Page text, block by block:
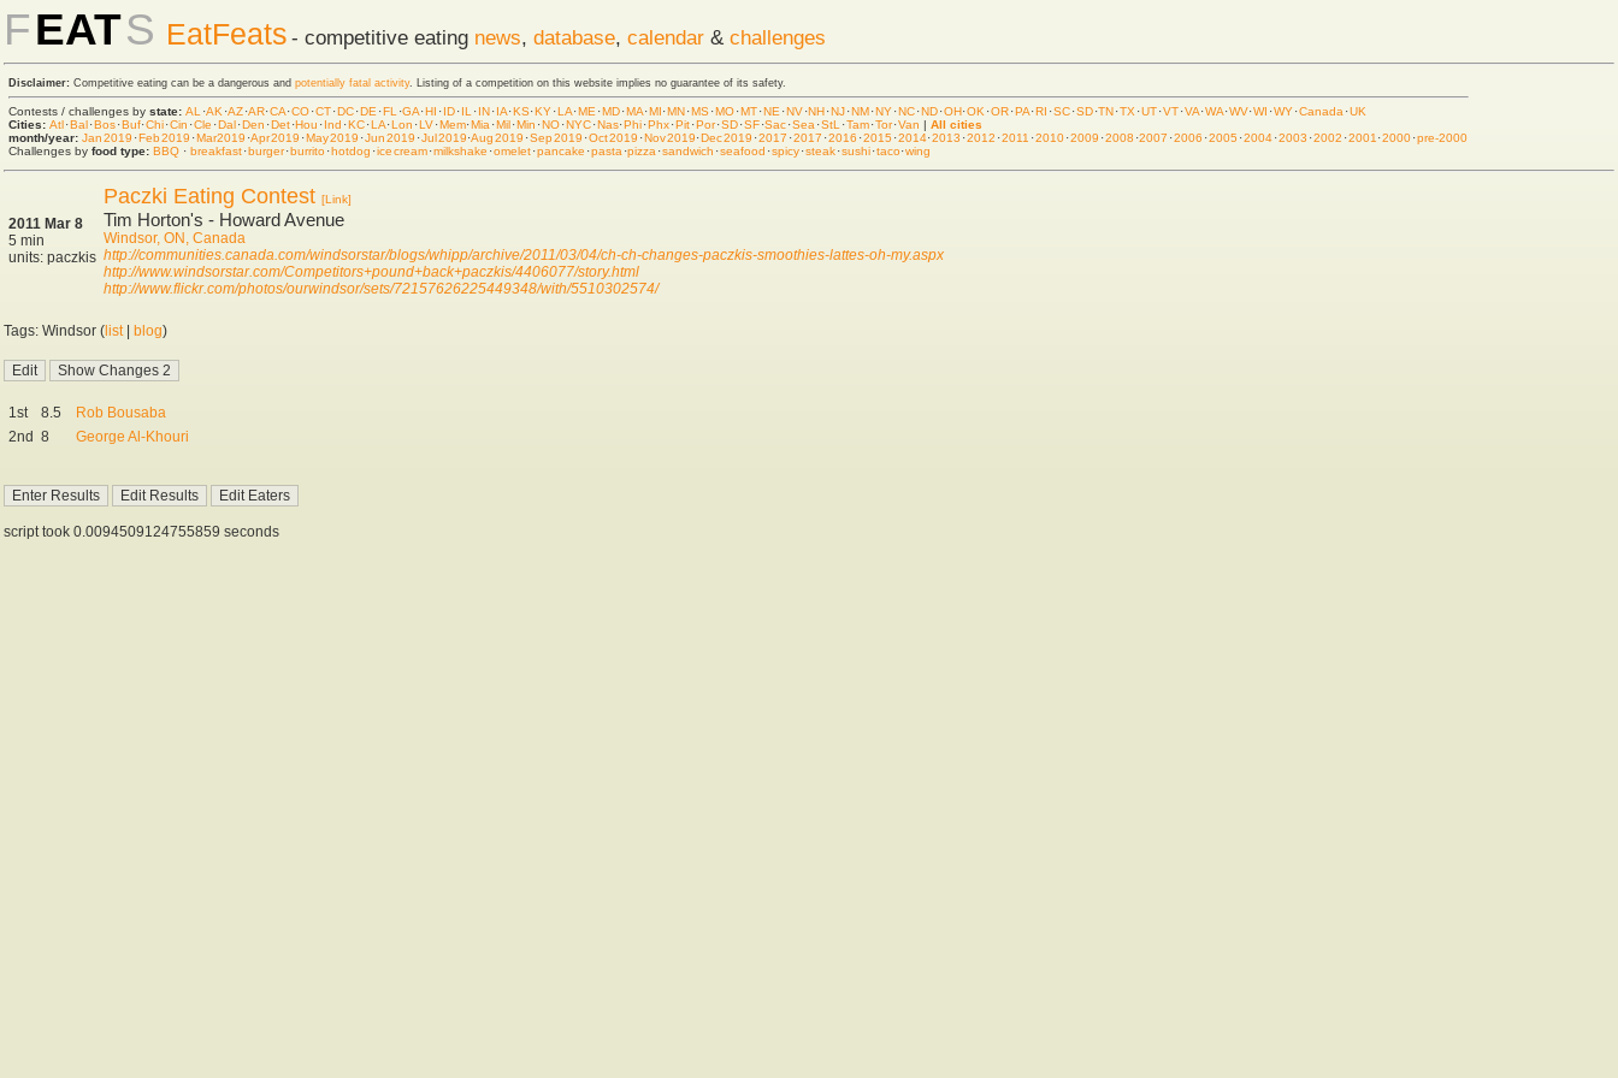
FEATS EatFeats - competitive eating news, database, calendar & challenges
Disclaimer: Competitive eating can be a dangerous and potentially fatal activity. Listing of a competition on this website implies no guarantee of its safety.
Contests / challenges by state: AL ·AK ·AZ·AR·CA·CO·CT·DC·DE ·FL ·GA·HI ·ID·IL ·IN·IA·KS·KY·LA·ME ·MD·MA·MI·MN·MS·MO·MT·NE ·NV·NH·NJ·NM·NY·NC·ND·OH·OK ·OR·PA·RI ·SC·SD·TN·TX ·UT·VT·VA·WA·WV·WI ·WY·Canada ·UK
Cities: Atl·Bal·Bos·Buf·Chi·Cin ·Cle ·Dal·Den ·Det·Hou ·Ind ·KC·LA·Lon ·LV·Mem·Mia ·Mil·Min ·NO·NYC·Nas·Phi·Phx·Pit·Por·SD·SF·Sac·Sea ·StL ·Tam·Tor·Van | All cities
month/year: Jan 2019 ·Feb 2019 ·Mar 2019 ·Apr 2019 ·May 2019 ·Jun 2019 ·Jul 2019·Aug 2019 ·Sep 2019 ·Oct 2019 ·Nov 2019·Dec 2019 ·2017 ·2017 ·2016 ·2015 ·2014·2013 ·2012 ·2011 ·2010·2009 ·2008 ·2007 ·2006 ·2005 ·2004·2003 ·2002 ·2001 ·2000·pre-2000
Challenges by food type: BBQ · breakfast·burger·burrito·hot dog ·ice cream·milkshake ·omelet·pancake ·pasta ·pizza ·sandwich ·seafood ·spicy·steak·sushi·taco·wing
2011 Mar 8
5 min
units: paczkis
Paczki Eating Contest [Link]
Tim Horton's - Howard Avenue
Windsor, ON, Canada
http://communities.canada.com/windsorstar/blogs/whipp/archive/2011/03/04/ch-ch-changes-paczkis-smoothies-lattes-oh-my.aspx
http://www.windsorstar.com/Competitors+pound+back+paczkis/4406077/story.html
http://www.flickr.com/photos/ourwindsor/sets/72157626225449348/with/5510302574/
Tags: Windsor ( list| blog)
1st 8.5
Rob Bousaba
2nd 8 George Al-Khouri
script took 0.0094509124755859 seconds